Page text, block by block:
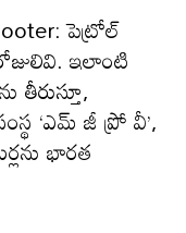
పెట్రోల్
ఇలాంటి
‘ఎమ్ జీ ప్రో వీ’,
భారత